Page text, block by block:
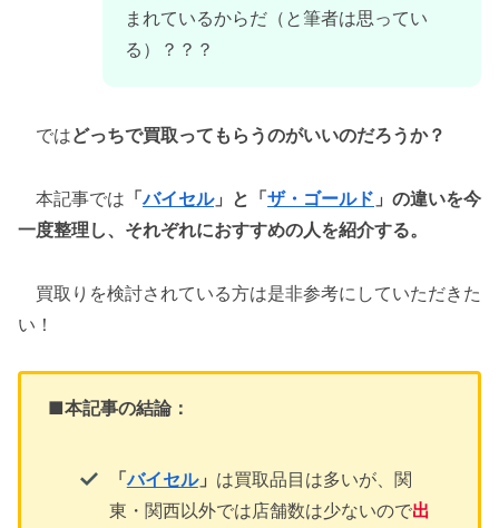
まれているからだ（と筆者は思ってい
る）？？？
ではどっちで買取ってもらうのがいいのだろうか？
本記事では 「バイセル」と「ザ・ゴールド 」の違いを今
一度整理し、それぞれにおすすめの人を紹介する。
買取りを検討されている方は是非参考にしていただきた
い！
■本記事の結論：
「バイセル」 は買取品目は多いが、関
東・関西以外では店舗数は少ないので出